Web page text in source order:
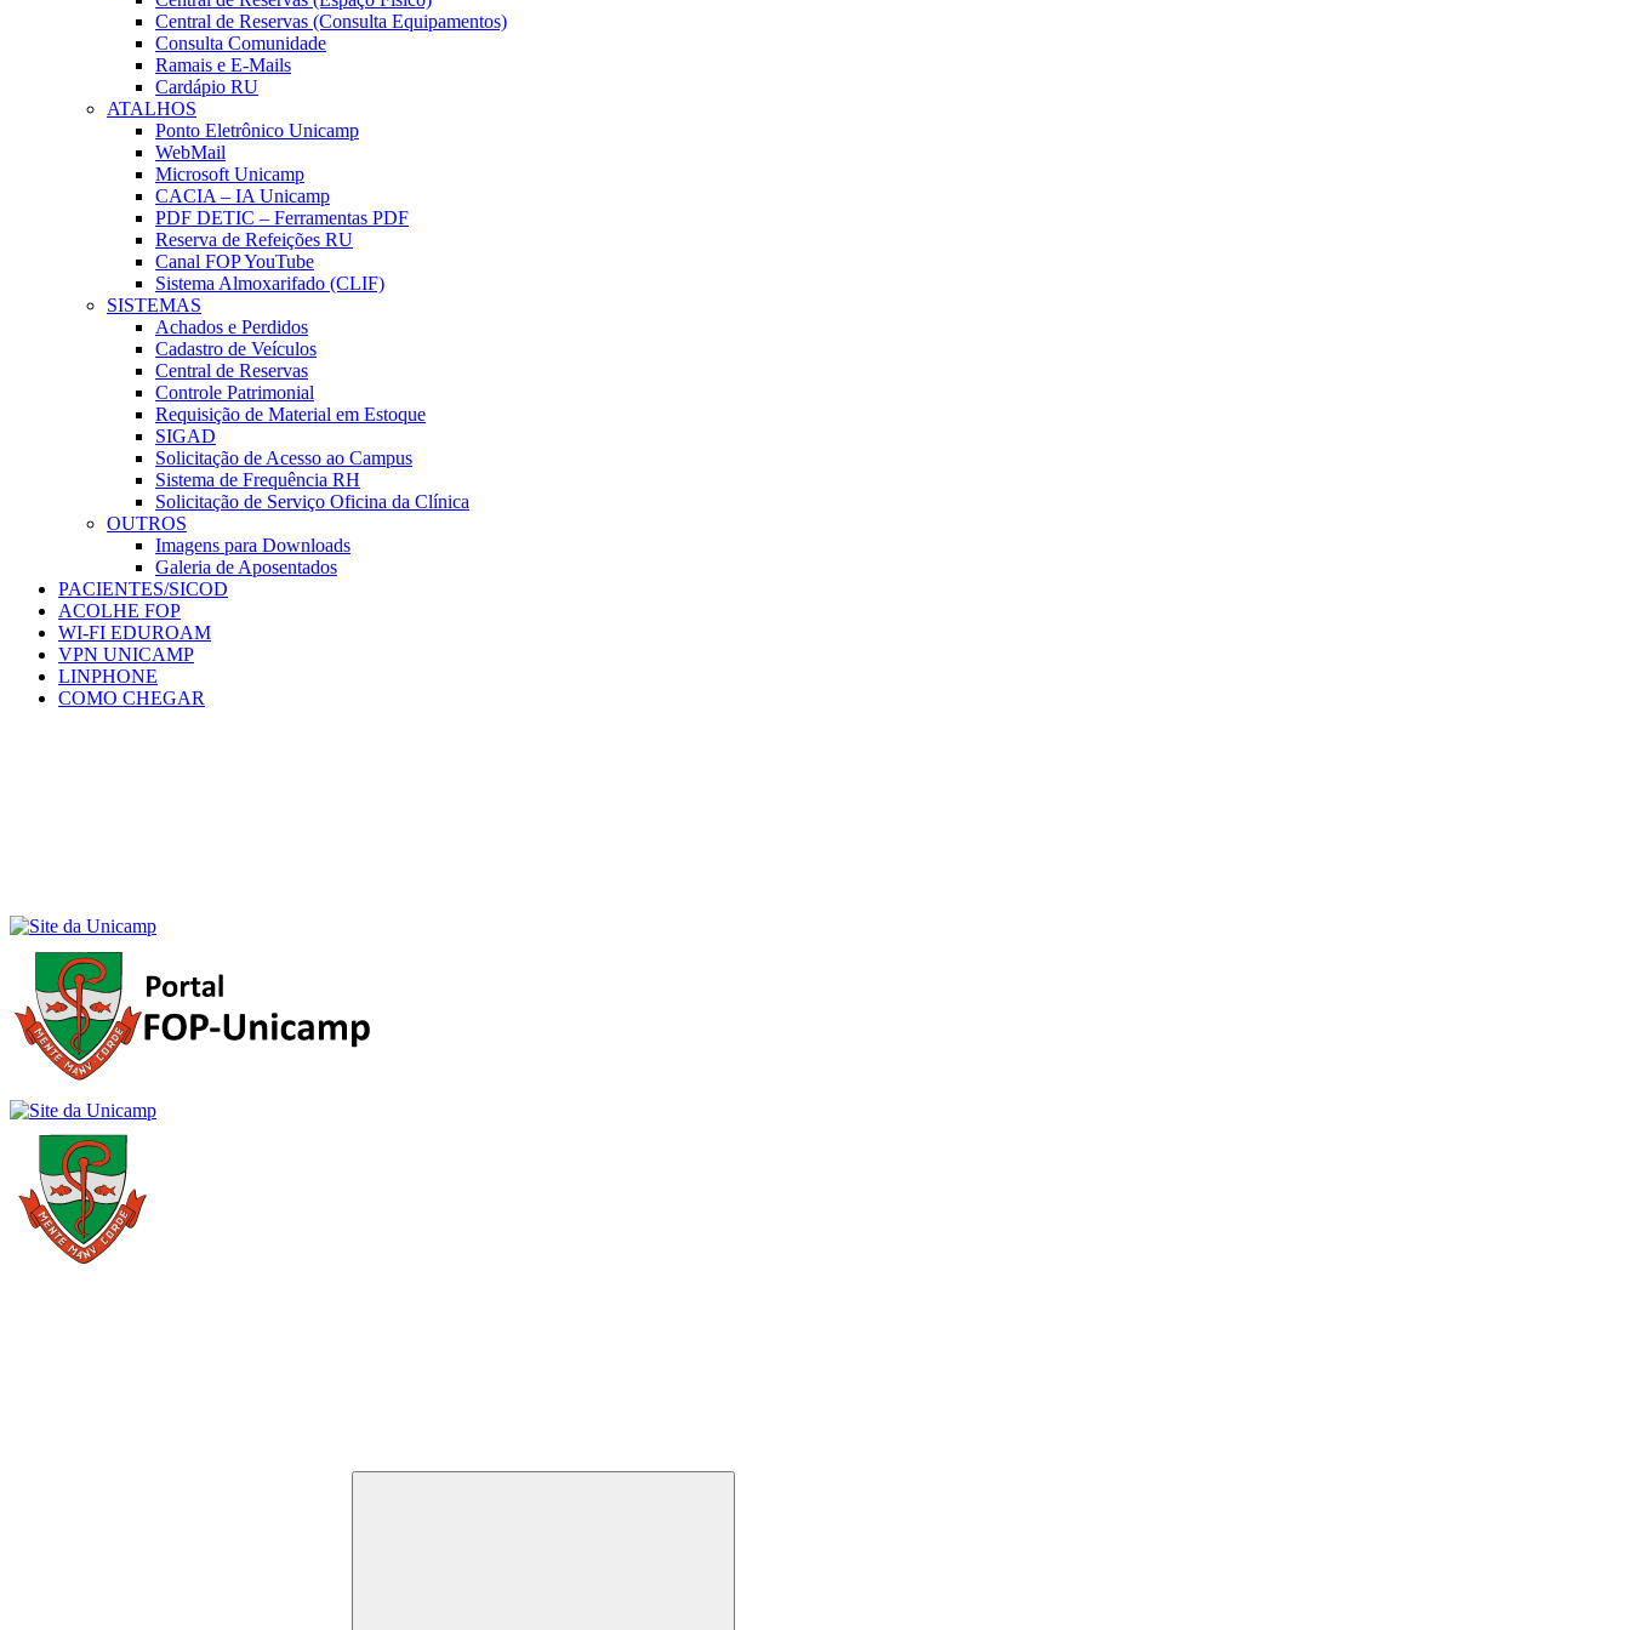
Central de Reservas (Consulta Equipamentos)
Consulta Comunidade
Ramais e E-Mails
Cardápio RU
ATALHOS
Ponto Eletrônico Unicamp
WebMail
Microsoft Unicamp
CACIA – IA Unicamp
PDF DETIC – Ferramentas PDF
Reserva de Refeições RU
Canal FOP YouTube
Sistema Almoxarifado (CLIF)
SISTEMAS
Achados e Perdidos
Cadastro de Veículos
Central de Reservas
Controle Patrimonial
Requisição de Material em Estoque
SIGAD
Solicitação de Acesso ao Campus
Sistema de Frequência RH
Solicitação de Serviço Oficina da Clínica
OUTROS
Imagens para Downloads
Galeria de Aposentados
PACIENTES/SICOD
ACOLHE FOP
WI-FI EDUROAM
VPN UNICAMP
LINPHONE
COMO CHEGAR